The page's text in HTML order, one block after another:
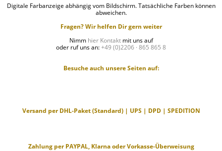
Digitale Farbanzeige abhängig vom Bildschirm. Tatsächliche Farben können
abweichen.
Fragen? Wir helfen Dir gern weiter
Nimm hier Kontaktmit uns auf
oder ruf uns an:+49 (0)2206 · 865 865 8
Besuche auch unsere Seiten auf:
Versand per DHL-Paket (Standard) | UPS | DPD | SPEDITION
Zahlung per PAYPAL, Klarna oder Vorkasse-Überweisung